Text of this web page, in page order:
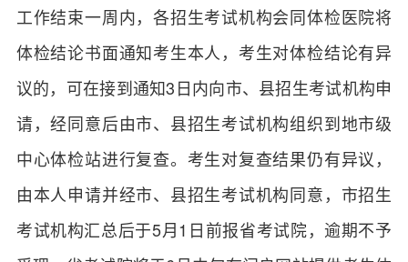
工作结束一周内，各招生考试机构会同体检医院将
体检结论书面通知考生本人，考生对体检结论有异
议的，可在接到通知3日内向市、县招生考试机构申
请，经同意后由市、县招生考试机构组织到地市级
中心体检站进行复查。考生对复查结果仍有异议，
由本人申请并经市、县招生考试机构同意，市招生
考试机构汇总后于5月1日前报省考试院，逾期不予